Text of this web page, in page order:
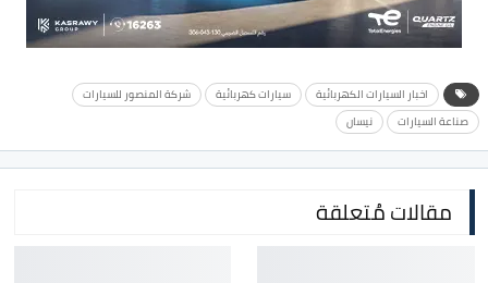
اخبار السيارات الكهربائية سيارات كهربائية
شركة المنصور للسيارات
صناعة السيارات
نيسان
مقالات مُتعلقة